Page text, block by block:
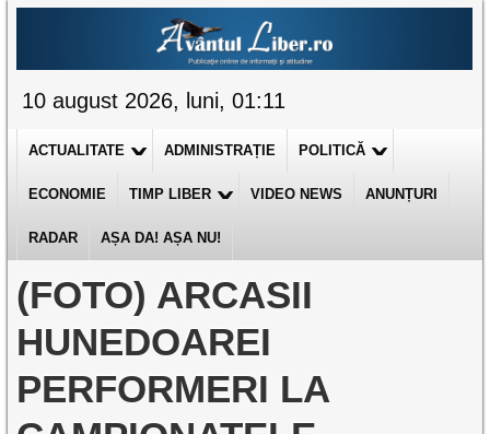
10 august 2026, luni, 01:11
ACTUALITATE ADMINISTRAȚIE POLITICĂ
ECONOMIE TIMP LIBER VIDEO NEWS ANUNȚURI
RADAR AȘA DA! AȘA NU!
(FOTO) ARCASII
HUNEDOAREI
PERFORMERI LA